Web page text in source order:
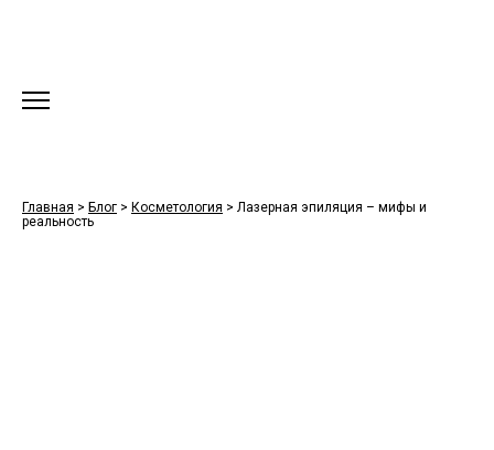
Главная > Блог > Косметология > Лазерная эпиляция – мифы и
реальность